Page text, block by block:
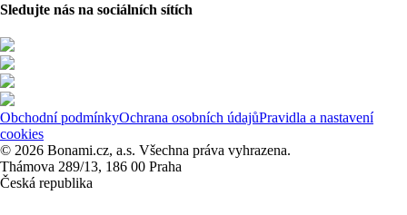
Sledujte nás na sociálních sítích
Obchodní podmínkyOchrana osobních údajůPravidla a nastavení
cookies
© 2026 Bonami.cz, a.s. Všechna práva vyhrazena.
Thámova 289/13, 186 00 Praha
Česká republika